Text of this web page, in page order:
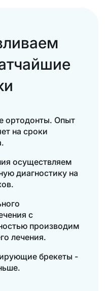
ортодонты. Опыт
на сроки
осуществляем
диагностику на
с
производим
лечения.
брекеты -